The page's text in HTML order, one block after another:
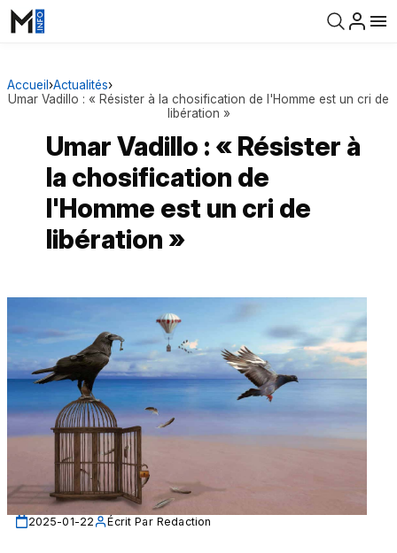
Accueil ›Actualités›
Umar Vadillo : « Résister à la chosification de l'Homme est un cri de
libération »
Umar Vadillo : « Résister à
la chosification de
l'Homme est un cri de
libération »
2025-01-22 Écrit Par Redaction